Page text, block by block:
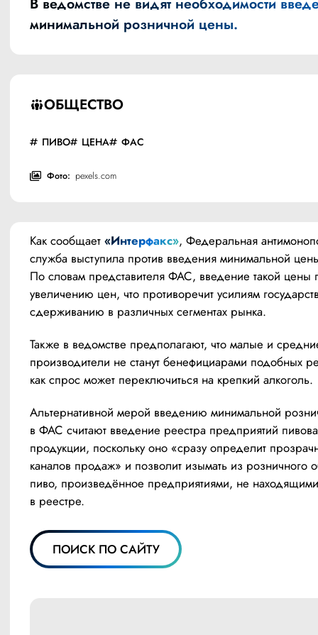
ОБЩЕСТВО
ПИВО ЦЕНА ФАС
Фото: pexels.com
минимальной розничной цены.
Как сообщает «Интерфакс», Федеральная
служба выступила против введения минимальной
По словам представителя ФАС, введение такой цены
увеличению цен, что противоречит усилиям
сдерживанию в различных сегментах рынка.
Также в ведомстве предполагают, что малые и
производители не станут бенефициарами подобных
как спрос может переключиться на крепкий алкоголь.
Альтернативной мерой введению минимальной
в ФАС считают введение реестра предприятий
продукции, поскольку оно «сразу определит
каналов продаж» и позволит изымать из розничного
пиво, произведённое предприятиями, не
в реестре.
ПОИСК ПО САЙТУ